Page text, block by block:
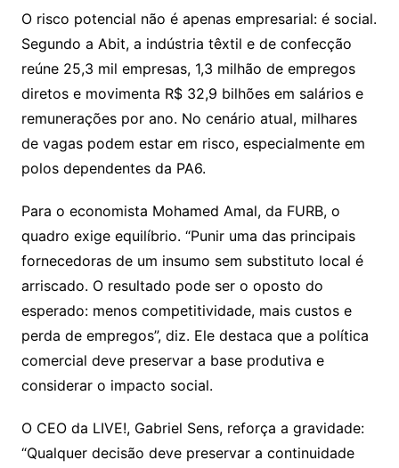
O risco potencial não é apenas empresarial: é social.
Segundo a Abit, a indústria têxtil e de confecção
reúne 25,3 mil empresas, 1,3 milhão de empregos
diretos e movimenta R$ 32,9 bilhões em salários e
remunerações por ano. No cenário atual, milhares
de vagas podem estar em risco, especialmente em
polos dependentes da PA6.
Para o economista Mohamed Amal, da FURB, o
quadro exige equilíbrio. “Punir uma das principais
fornecedoras de um insumo sem substituto local é
arriscado. O resultado pode ser o oposto do
esperado: menos competitividade, mais custos e
perda de empregos”, diz. Ele destaca que a política
comercial deve preservar a base produtiva e
considerar o impacto social.
O CEO da LIVE!, Gabriel Sens, reforça a gravidade:
“Qualquer decisão deve preservar a continuidade